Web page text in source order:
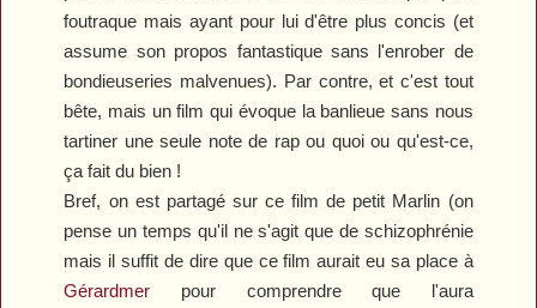
foutraque mais ayant pour lui d'être plus concis (et
assume son propos fantastique sans l'enrober de
bondieuseries malvenues). Par contre, et c'est tout
bête, mais un film qui évoque la banlieue sans nous
tartiner une seule note de rap ou quoi ou qu'est-ce,
ça fait du bien !
Bref, on est partagé sur ce film de petit Marlin (on
pense un temps qu'il ne s'agit que de schizophrénie
mais il suffit de dire que ce film aurait eu sa place à
Gérardmer pour comprendre que l'aura